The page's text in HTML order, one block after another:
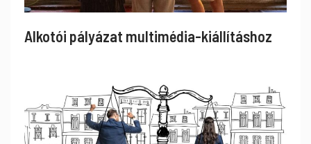
Alkotói pályázat multimédia-kiállításhoz